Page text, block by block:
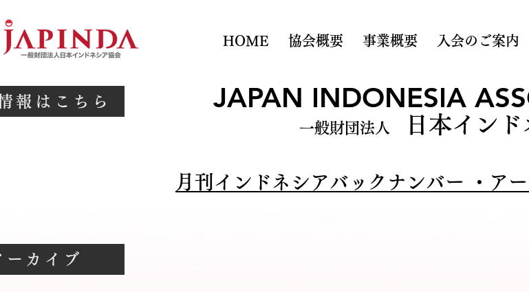
報はこちら
HOME 協会概要 事業概要 入会のご案内
JAPAN INDONESIA
一般財団法人 日本イン
月刊インドネシアバックナンバー ・ア
ーカイブ